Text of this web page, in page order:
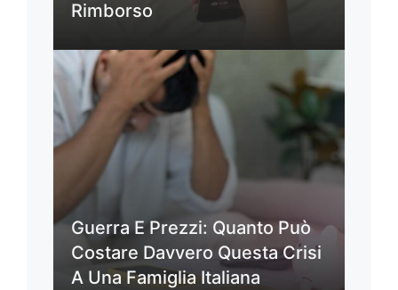
Rimborso
Guerra E Prezzi: Quanto Può
Costare Davvero Questa Crisi
A Una Famiglia Italiana